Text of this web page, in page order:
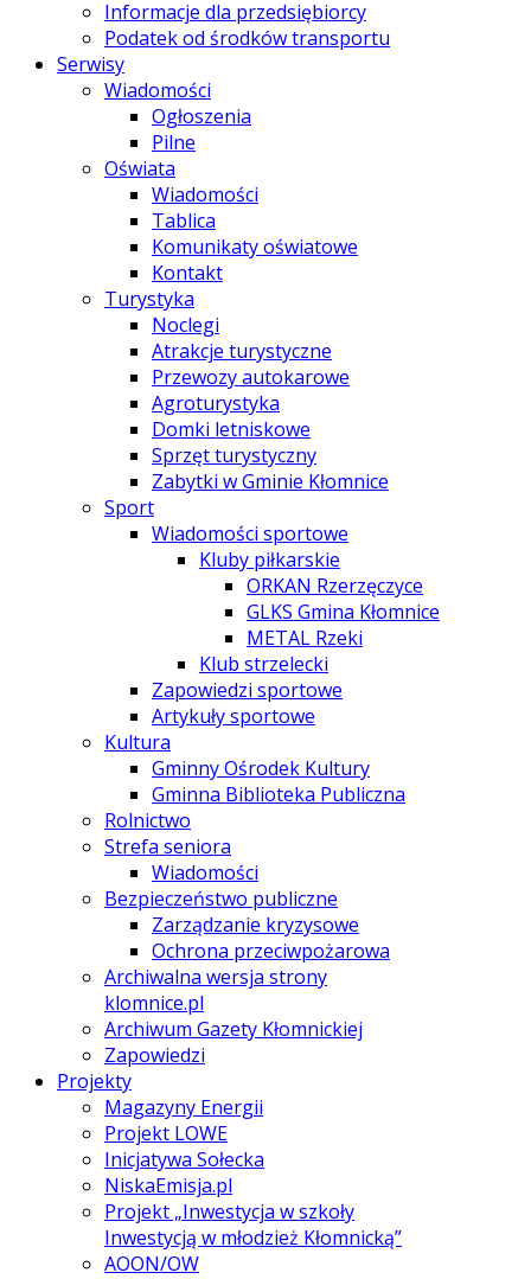
Informacje dla przedsiębiorcy
Podatek od środków transportu
Serwisy
Wiadomości
Ogłoszenia
Pilne
Oświata
Wiadomości
Tablica
Komunikaty oświatowe
Kontakt
Turystyka
Noclegi
Atrakcje turystyczne
Przewozy autokarowe
Agroturystyka
Domki letniskowe
Sprzęt turystyczny
Zabytki w Gminie Kłomnice
Sport
Wiadomości sportowe
Kluby piłkarskie
ORKAN Rzerzęczyce
GLKS Gmina Kłomnice
METAL Rzeki
Klub strzelecki
Zapowiedzi sportowe
Artykuły sportowe
Kultura
Gminny Ośrodek Kultury
Gminna Biblioteka Publiczna
Rolnictwo
Strefa seniora
Wiadomości
Bezpieczeństwo publiczne
Zarządzanie kryzysowe
Ochrona przeciwpożarowa
Archiwalna wersja strony
klomnice.pl
Archiwum Gazety Kłomnickiej
Zapowiedzi
Projekty
Magazyny Energii
Projekt LOWE
Inicjatywa Sołecka
NiskaEmisja.pl
Projekt „Inwestycja w szkoły
Inwestycją w młodzież Kłomnicką”
AOON/OW